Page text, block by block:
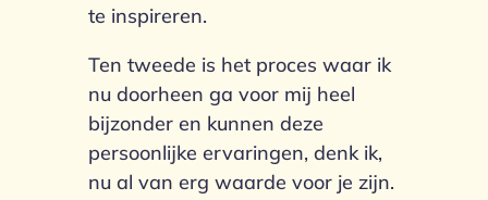
te inspireren.
Ten tweede is het proces waar ik
nu doorheen ga voor mij heel
bijzonder en kunnen deze
persoonlijke ervaringen, denk ik,
nu al van erg waarde voor je zijn.